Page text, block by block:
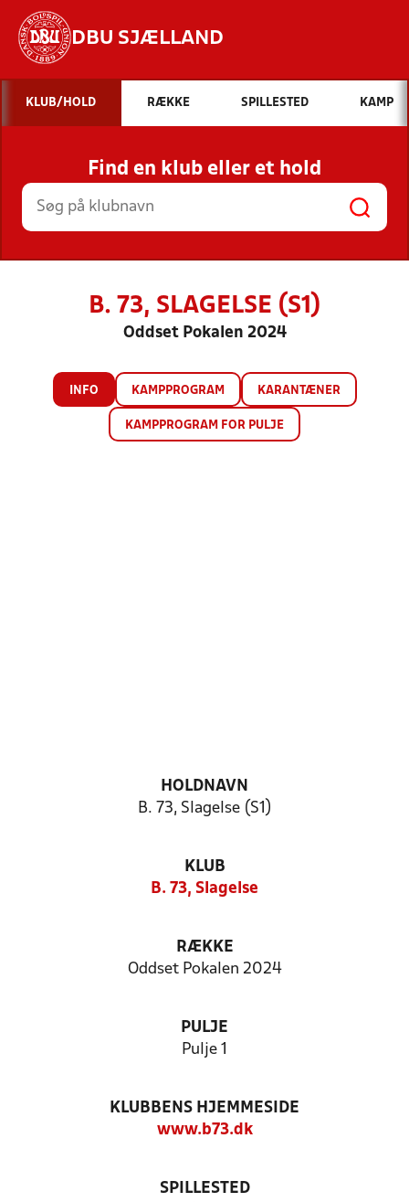
DBU SJÆLLAND
Hvad vil du søge efter?
INDHOLD OG NYHEDER
STILLINGER, RESULTATER, KLUBBER OG
HOLD
KLUB/HOLD RÆKKE SPILLESTED KAMP
Find en klub eller et hold
B. 73, SLAGELSE (S1)
Oddset Pokalen 2024
INFO KAMPPROGRAM KARANTÆNER
KAMPPROGRAM FOR PULJE
HOLDNAVN
B. 73, Slagelse (S1)
KLUB
B. 73, Slagelse
RÆKKE
Oddset Pokalen 2024
PULJE
Pulje 1
KLUBBENS HJEMMESIDE
www.b73.dk
SPILLESTED